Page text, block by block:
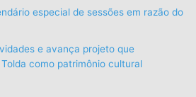
especial de sessões em razão do
e avança projeto que
como patrimônio cultural